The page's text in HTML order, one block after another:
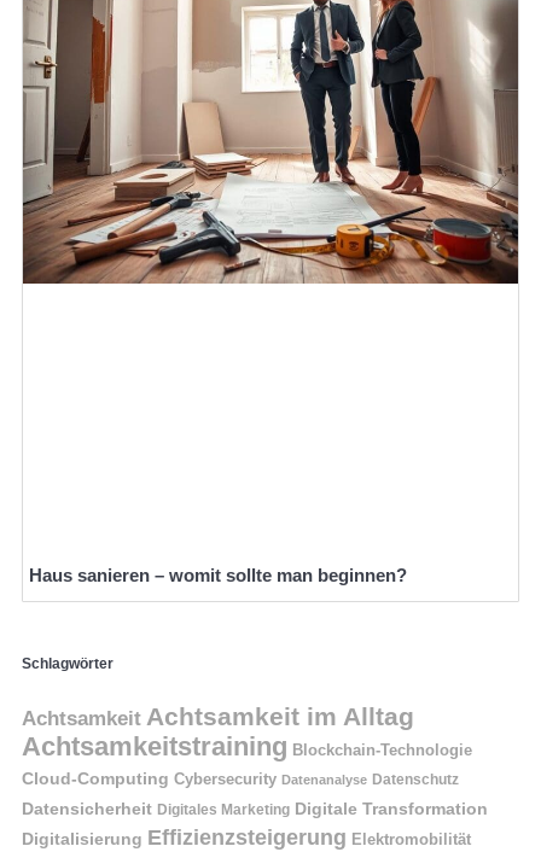
Haus sanieren – womit sollte man beginnen?
Schlagwörter
Achtsamkeit Achtsamkeit im Alltag
Achtsamkeitstraining Blockchain-Technologie
Cloud-Computing Cybersecurity Datenanalyse Datenschutz
Datensicherheit Digitales Marketing Digitale Transformation
Digitalisierung Effizienzsteigerung Elektromobilität